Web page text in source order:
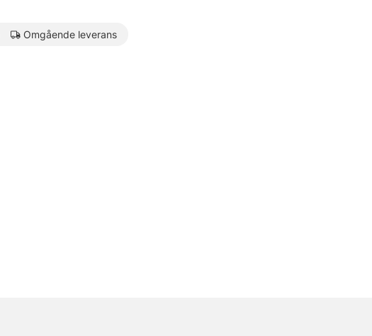
Omgående leverans